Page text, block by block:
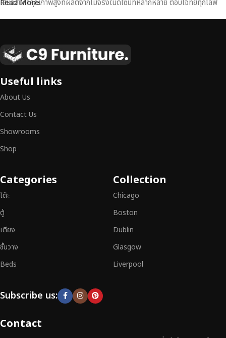
เสนอสินค้าคุณภาพสูงที่ผลิตจากไม้จริงในดีไซน์ที่หลากหลาย ตอบโจทย์ทุกไลฟ์
เหนือระดับ
เฟอร์นิเจอร์ไม้ไม่ใช่เพียงของตกแต่ง แต่เป็นงานศิลปะที่สะท้อนถึงรสนิยมและ
สามารถผสานความสวยงาม ความแข็งแรง และการใช้งานที่ตอบโจทย์ทุกความ
ต้องการได้อย่างลงตัว เฟอร์นิเจอร์ทุกชิ้นของเราผลิตจากวัสดุคุณภาพสูง ผ่าน
การตรวจสอบมาตรฐานอย่างเคร่งครัด
เฟอร์นิเจอร์ไม้แท้ที่ตอบโจทย์ทุกความต้องการ
อย่าลืมเลือกช้อปกับเรา รับ
ประกันคุณภาพและการบริการที่ดีที่สุด
Read More
Useful links
About Us
Contact Us
Showrooms
Shop
Categories
โต๊ะ
ตู้
เตียง
ชั้นวาง
Beds
Collection
Chicago
Boston
Dublin
Glasgow
Liverpool
Subscribe us:
Contact